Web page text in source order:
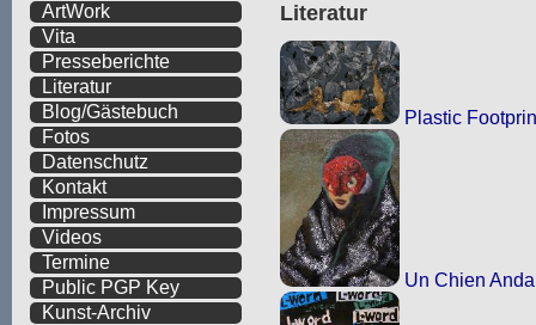
Literatur
Plastic
Un Chien
ArtWork
Vita
Presseberichte
Literatur
Blog/Gästebuch
Fotos
Datenschutz
Kontakt
Impressum
Videos
Termine
Public PGP Key
Kunst-Archiv